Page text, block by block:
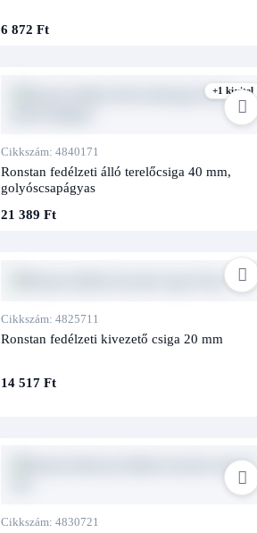
6 872 Ft
+1 kivitel
Cikkszám: 4840171
Ronstan fedélzeti álló terelőcsiga 40 mm,
golyóscsapágyas
21 389 Ft
Cikkszám: 4825711
Ronstan fedélzeti kivezető csiga 20 mm
14 517 Ft
Cikkszám: 4830721